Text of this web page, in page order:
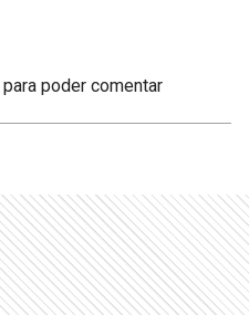
para poder comentar